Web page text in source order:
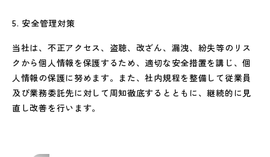
安全管理対策
当社は、不正アクセス、盗聴、改ざん、漏洩、紛失等のリス
クから個人情報を保護するため、適切な安全措置を講じ、個
人情報の保護に努めます。また、社内規程を整備して従業員
及び業務委託先に対して周知徹底するとともに、継続的に見
直し改善を行います。